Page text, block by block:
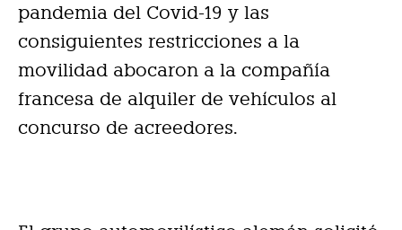
pandemia del Covid-19 y las
consiguientes restricciones a la
movilidad abocaron a la compañía
francesa de alquiler de vehículos al
concurso de acreedores.